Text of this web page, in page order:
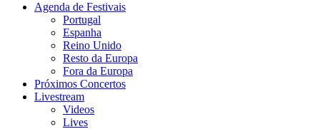
Agenda de Festivais
Portugal
Espanha
Reino Unido
Resto da Europa
Fora da Europa
Próximos Concertos
Livestream
Videos
Lives